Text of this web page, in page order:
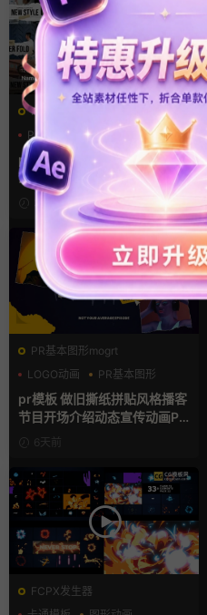
PR基本图形mogrt
PR基本图形
PR字幕模板
人物介绍
pr字幕模板 9组胶带贴纸人物
介绍角标动画PR模版
3天前
PR基本图形mogrt
LOGO动画
PR基本图形
复古风
pr模板 做旧撕纸拼贴风格播客
节目开场介绍动态宣传动画PR
模版6天前
FCPX发生器